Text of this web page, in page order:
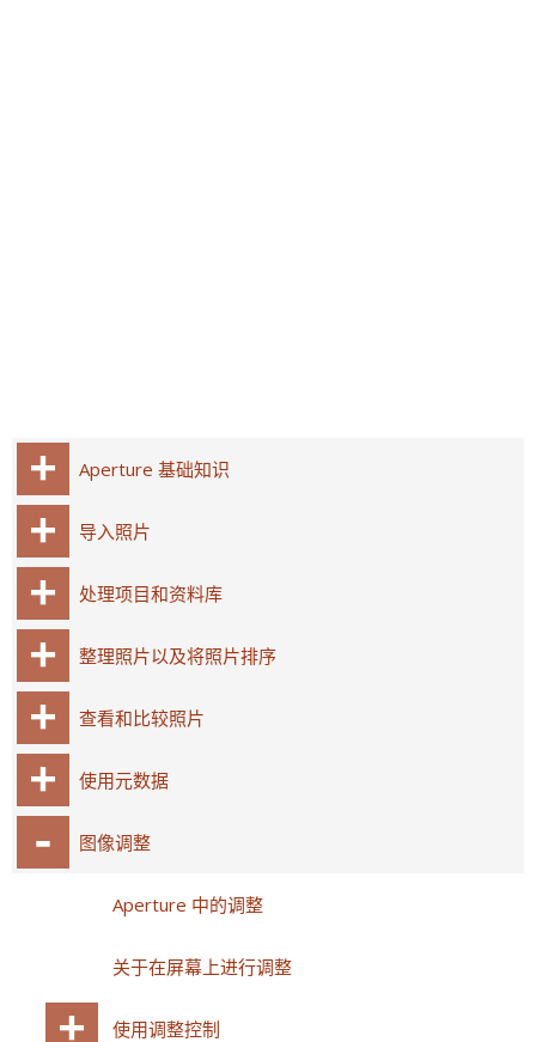
Aperture 基础知识
导入照片
处理项目和资料库
整理照片以及将照片排序
查看和比较照片
使用元数据
图像调整
Aperture 中的调整
关于在屏幕上进行调整
使用调整控制